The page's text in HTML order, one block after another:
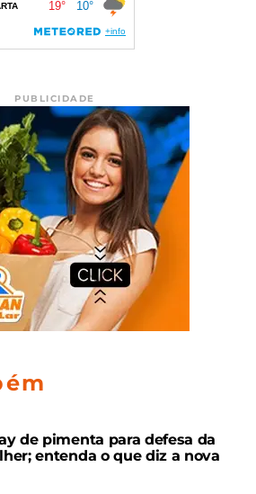
PUBLICIDADE
de pimenta para defesa da
entenda o que diz a nova